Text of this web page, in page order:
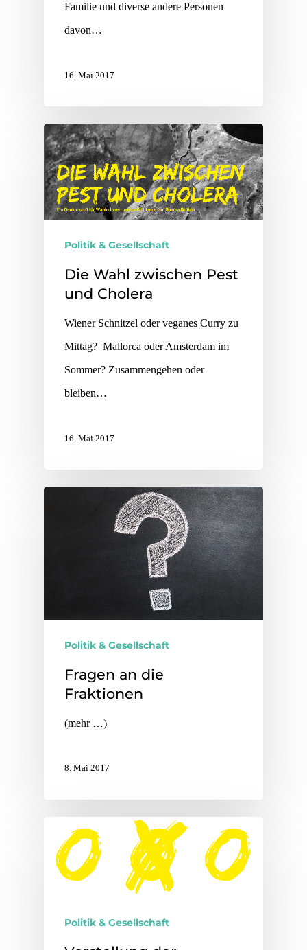
Familie und diverse andere Personen
davon…
16. Mai 2017
Politik & Gesellschaft
Die Wahl zwischen Pest
und Cholera
Wiener Schnitzel oder veganes Curry zu
Mittag? Mallorca oder Amsterdam im
Sommer? Zusammengehen oder
bleiben…
16. Mai 2017
Politik & Gesellschaft
Fragen an die
Fraktionen
(mehr …)
8. Mai 2017
Politik & Gesellschaft